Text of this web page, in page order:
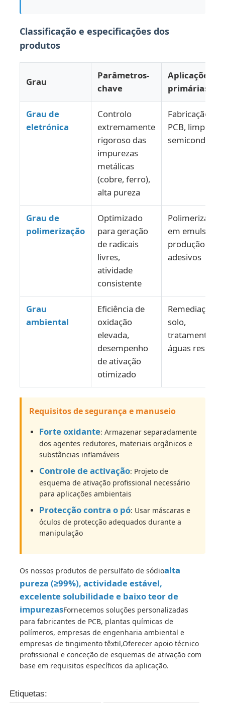
Classificação e especificações dos
produtos
Grau
Parâmetros-
chave
Aplicações
primárias
Grau de
eletrónica
Controlo
extremamente
rigoroso das
impurezas
metálicas
(cobre, ferro),
alta pureza
Fabricação de
PCB, limpeza
Grau de
polimerização
Optimizado
para geração
de radicais
livres,
atividade
consistente
Polimerização
em emulsão,
produção de
adesivos
Grau
ambiental
Eficiência de
oxidação
elevada,
desempenho
de ativação
otimizado
Remediação
solo,
tratamento de
águas
Requisitos de segurança e manuseio
Forte oxidante: Armazenar separadamente
dos agentes redutores, materiais orgânicos e
substâncias inflamáveis
Controle de activação: Projeto de
esquema de ativação profissional necessário
para aplicações ambientais
Protecção contra o pó: Usar máscaras e
óculos de protecção adequados durante a
manipulação
Os nossos produtos de persulfato de sódioalta
pureza (≥99%), actividade estável,
excelente solubilidade e baixo teor de
impurezasFornecemos soluções personalizadas
para fabricantes de PCB, plantas químicas de
polímeros, empresas de engenharia ambiental e
empresas de tingimento têxtil,Oferecer apoio técnico
profissional e conceção de esquemas de ativação com
base em requisitos específicos da aplicação.
Etiquetas: